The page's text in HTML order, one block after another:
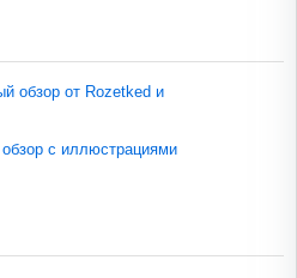
обзор от Rozetked и
с иллюстрациями